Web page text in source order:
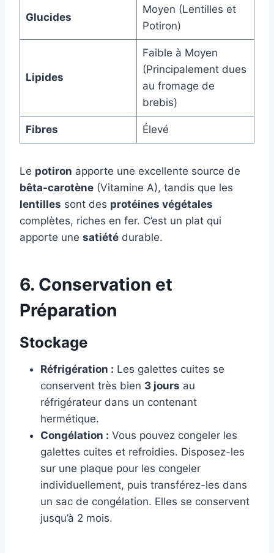
Glucides
Moyen (Lentilles et
Potiron)
Lipides
Faible à Moyen
(Principalement dues
au fromage de
brebis)
Fibres Élevé
Le potiron apporte une excellente source de
bêta-carotène (Vitamine A), tandis que les
lentilles sont des protéines végétales
complètes, riches en fer. C’est un plat qui
apporte une satiété durable.
6. Conservation et
Préparation
Stockage
Réfrigération : Les galettes cuites se
conservent très bien 3 jours au
réfrigérateur dans un contenant
hermétique.
Congélation : Vous pouvez congeler les
galettes cuites et refroidies. Disposez-les
sur une plaque pour les congeler
individuellement, puis transférez-les dans
un sac de congélation. Elles se conservent
jusqu’à 2 mois.